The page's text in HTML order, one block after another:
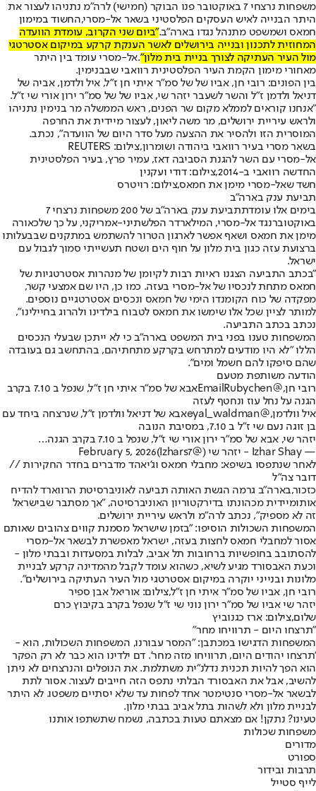
משפחות נרצחי 7 באוקטובר פנו הבוקר (חמישי) לרה"מ נתניהו לעצור את
היתר הבנייה לאיש העסקים הפלסטיני בשאר אל-מסרי,החשוד במימון
חמאס ושמשפט מתנהל נגדו בארה"ב."ביום שני הקרוב, עומדת הוועדה
המחוזית לתכנון ובנייה בירושלים לאשר הענקת קרקע במיקום אסטרטגי
מול העיר העתיקה לצורך בניית בית מלון".אל-מסרי עומד בין היתר
מאחורי מימון הקמת העיר הפלסטינית רוואבי שבבנימין.
בין הפונים: רובי חן, אביו של של סמ"ר איתי חן ז"ל, איל ולדמן, אביה של
דניאל ולדמן ז"ל והשר לשעבר יזהר שי, אביו של של סמ"ר ירון אורי שי ז"ל.
"אנחנו קוראים לממלא מקום שר הפנים, ראש הממשלה מר בנימין נתניהו
ולראש עיריית ירושלים, מר משה ליאון, לעצור מיידית את החרפה
המוסרית הזו ולהסיר את ההצעה מעל סדר היום של הוועדה", נכתב.
בשאר מסרי בעיר רוואבי ביהודה ושומרון,צילום: REUTERS
אל-מסרי עם השר להגנת הסביבה דאז, עמיר פרץ, בעיר הפלסטינית
החדשה רוואבי ב-2014,צילום: דודי ועקנין
חשד שאל-מסרי מימן את חמאס,צילום: רויטרס
תביעת ענק בארה"ב
בימים אלו עומדת
תביעת ענק בארה"ב של 200 משפחות נרצחי 7
באוקטוברנגד אל-מסרי, המילארדר הפלשתיני-אמריקני, על כך שלכאורה
מימן את חמאס ושאף אפשר לארגון הטרור להשתמש במתקנים שבבעלותו
ברצועת עזה כגון בית מלון על חוף הים ושטח תעשייתי סמוך לגבול עם
ישראל.
"בכתב התביעה הצגנו ראיות רבות לקיומן של מנהרות אסטרטגיות של
חמאס מתחת לנכסיו של אל-מסרי בעזה. כמו כן, היו שם אמצעי קשר,
מפקדה של כוח הקומנדו הימי של חמאס ונכסים אסטרטגיים נוספים.
למותר לציין שכל אלו שימשו את חמאס לטבוח בילדינו ולהרוג בחיילינו",
נכתב בכתב התביעה.
המשפחות טענו בפני בית המשפט בארה"ב כי לא ייתכן שבעלי הנכסים
הללו "לא היו מודעים למתרחש בקרקע מתחתיהם, בהתחשב גם בעובדה
שהם סיפקו להם חשמל ומים".
הודעה משותפת מטעם
רובי חן,@EmailRubychen
אבא של סמ"ר איתי חן ז"ל, שנפל ב 7.10 בקרב
הגנה על נחל עוז ונחטף לעזה
איל וולדמן,@eyal_waldman
אבא של דניאל וולדמן ז"ל, שנרצחה ביחד עם
בן זוגה נעם שי ז"ל ב 7.10, במסיבת הנובה
יזהר שי, אבא של סמ"ר ירון אורי שי ז"ל, שנפל ב 7.10 בקרב הגנה…
— Izhar Shay - יזהר שי (@Izhars7)
February 5, 2026
לאחר שנתפסו בשיפא: מחבלי חמאס וג'יאהד מדברים בחדר החקירות //
דובר צה"ל
כזכור,בארה"ב גרמה הגשת האותה תביעה לאוניברסיטת הרווארד להדיח
אותומיידית מכהונתו בדירקטוריון האוניברסיטה, "אך מסתבר שבישראל
זה לא מספיק", נכתב לרה"מ ולראש עיריית ירושלים.
המשפחות השכולות הוסיפו: "בזמן שישראל מסמנת קווים צהובים שאותם
אסור למחבלי חמאס לחצות בעזה, ישראל מאפשרת לבשאר אל-מסרי
להסתובב בחופשיות ברחובות תל אביב, לבלות במסעדות ובבתי מלון -
וכעת האבסורד מגיע לשיא, כשהוא עומד לקבל מהמדינה קרקע לבניית
מלונות ובנייני יוקרה במיקום אסטרטגי מול העיר העתיקה בירושלים".
רובי חן, אביו של סמ"ר איתי חן ז"ל,צילום: אוריאל אבן ספיר
יזהר שי אביו של סמ"ר ירון נוני שי ז"ל שנפל בקרב בקיבוץ כרם
שלום,צילום: ארז כגנוביץ
"תרצחו היום - תרוויחו מחר"
המשפחות הדגישו במכתבן: "המסר עבורנו, המשפחות השכולות, הוא -
'תרצחו יהודים היום, תרוויחו מזה מחר'. דם ילדינו הוא כבר לא רק הפקר
הוא הפך להיות תכנית נדלנ"ית משתלמת. את הנופלים והנרצחים לא ניתן
להשיב, אבל את האבסורד הבלתי נתפס הזה חייבים לעצור. אסור לתת
לבשאר אל-מסרי סנטימטר אחד לפחות עד שלא יסתיים משפטו. לא היתר
לבניית מלון ולא לשהות בתל אביב בבתי מלון.
טעינו? נתקן! אם מצאתם טעות בכתבה, נשמח שתשתפו אותנו
משפחות שכולות
מדורים
ספורט
תרבות ובידור
לייף סטייל